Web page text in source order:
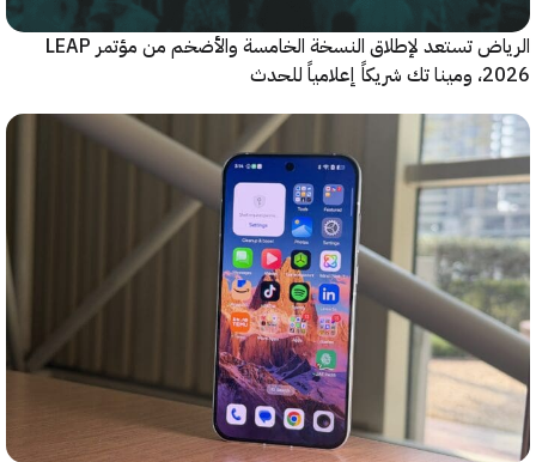
الرياض تستعد لإطلاق النسخة الخامسة والأضخم من مؤتمر LEAP
للحدث